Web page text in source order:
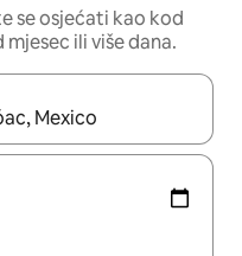
se osjećati kao kod
ili više dana.
ćete ih pregledati